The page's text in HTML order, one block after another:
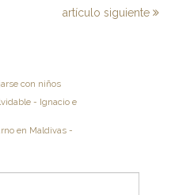
artículo siguiente
con niños
- Ignacio e
en Maldivas -